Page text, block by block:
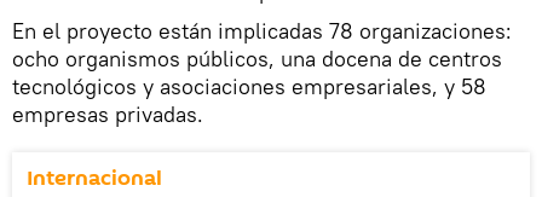
En el proyecto están implicadas 78 organizaciones:
ocho organismos públicos, una docena de centros
tecnológicos y asociaciones empresariales, y 58
empresas privadas.
Internacional